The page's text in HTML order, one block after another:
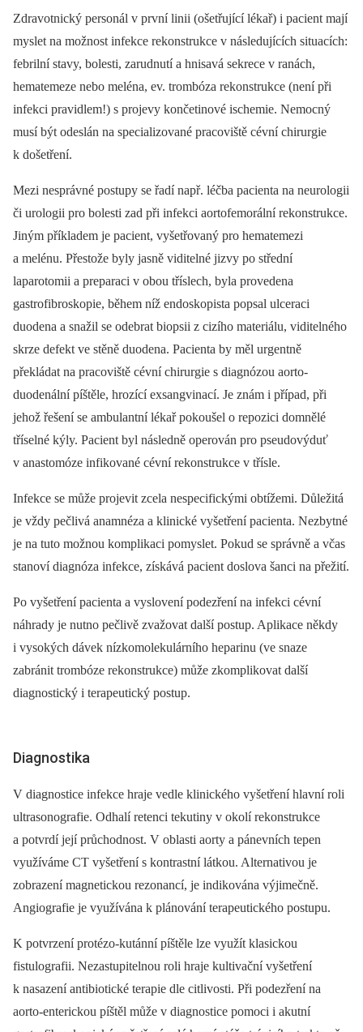
Zdravotnický personál v první linii (ošetřující lékař) i pacient mají
myslet na možnost infekce rekonstrukce v následujících situacích:
febrilní stavy, bolesti, zarudnutí a hnisavá sekrece v ranách,
hematemeze nebo meléna, ev. trombóza rekonstrukce (není při
infekci pravidlem!) s projevy končetinové ischemie. Nemocný
musí být odeslán na specializované pracoviště cévní chirurgie
k došetření.
Mezi nesprávné postupy se řadí např. léčba pacienta na neurologii
či urologii pro bolesti zad při infekci aortofemorální rekonstrukce.
Jiným příkladem je pacient, vyšetřovaný pro hematemezi
a melénu. Přestože byly jasně viditelné jizvy po střední
laparotomii a preparaci v obou tříslech, byla provedena
gastrofibroskopie, během níž endoskopista popsal ulceraci
duodena a snažil se odebrat biopsii z cizího materiálu, viditelného
skrze defekt ve stěně duodena. Pacienta by měl urgentně
překládat na pracoviště cévní chirurgie s diagnózou aorto-
duodenální píštěle, hrozící exsangvinací. Je znám i případ, při
jehož řešení se ambulantní lékař pokoušel o repozici domnělé
tříselné kýly. Pacient byl následně operován pro pseudovýduť
v anastomóze infikované cévní rekonstrukce v třísle.
Infekce se může projevit zcela nespecifickými obtížemi. Důležitá
je vždy pečlivá anamnéza a klinické vyšetření pacienta. Nezbytné
je na tuto možnou komplikaci pomyslet. Pokud se správně a včas
stanoví diagnóza infekce, získává pacient doslova šanci na přežití.
Po vyšetření pacienta a vyslovení podezření na infekci cévní
náhrady je nutno pečlivě zvažovat další postup. Aplikace někdy
i vysokých dávek nízkomolekulárního heparinu (ve snaze
zabránit trombóze rekonstrukce) může zkomplikovat další
diagnostický i terapeutický postup.
Diagnostika
V diagnostice infekce hraje vedle klinického vyšetření hlavní roli
ultrasonografie. Odhalí retenci tekutiny v okolí rekonstrukce
a potvrdí její průchodnost. V oblasti aorty a pánevních tepen
využíváme CT vyšetření s kontrastní látkou. Alternativou je
zobrazení magnetickou rezonancí, je indikována výjimečně.
Angiografie je využívána k plánování terapeutického postupu.
K potvrzení protézo-kutánní píštěle lze využít klasickou
fistulografii. Nezastupitelnou roli hraje kultivační vyšetření
k nasazení antibiotické terapie dle citlivosti. Při podezření na
aorto-enterickou píštěl může v diagnostice pomoci i akutní